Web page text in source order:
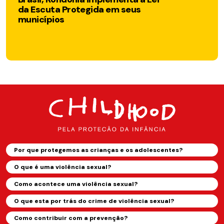
da Escuta Protegida em seus
municípios
Por que protegemos as crianças e os adolescentes?
O que é uma violência sexual?
Como acontece uma violência sexual?
O que esta por trás do crime de violência sexual?
Como contribuir com a prevenção?